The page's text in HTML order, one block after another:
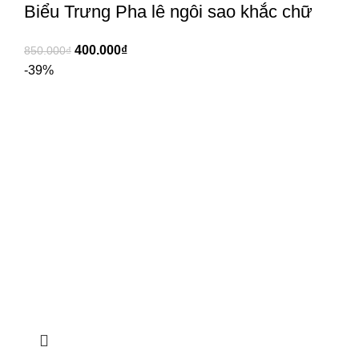
Biểu Trưng Pha lê ngôi sao khắc chữ
850.000₫ 400.000₫
-39%